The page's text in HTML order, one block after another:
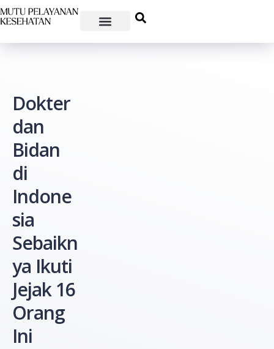
Dokter
dan
Bidan
di
Indone
sia
Sebaikn
ya Ikuti
Jejak 16
Orang
Ini